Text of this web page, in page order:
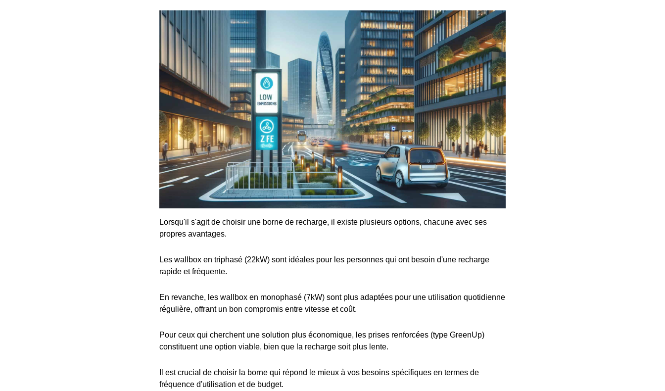
Lorsqu'il s'agit de choisir une borne de recharge, il existe plusieurs options, chacune avec ses
propres avantages.
Les wallbox en triphasé (22kW) sont idéales pour les personnes qui ont besoin d'une recharge
rapide et fréquente.
En revanche, les wallbox en monophasé (7kW) sont plus adaptées pour une utilisation quotidienne
régulière, offrant un bon compromis entre vitesse et coût.
Pour ceux qui cherchent une solution plus économique, les prises renforcées (type GreenUp)
constituent une option viable, bien que la recharge soit plus lente.
Il est crucial de choisir la borne qui répond le mieux à vos besoins spécifiques en termes de
fréquence d'utilisation et de budget.